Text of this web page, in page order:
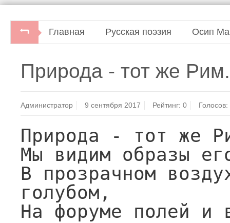
Главная Русская поэзия Осип
Природа - тот же
Администратор 9 сентября 2017 Рейтинг:0 Голосов:
Природа - тот же
Мы видим образы
В прозрачном
голубом,
На форуме полей и